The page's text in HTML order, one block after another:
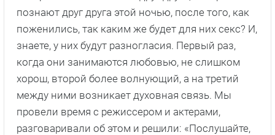
чтобы просто демонстрировать обнаженных
людей». Мы всегда стараемся решить: если мы
демонстрируем эротическую сцену с участием
конкретных персонажей, с какой целью мы это
делаем? О чем она и как она способствует
развитию сюжета? Мы сняли целый эпизод
(седьмой эпизод) о свадьбе Клэр и Джейми,
место действия которого – спальня. В нем